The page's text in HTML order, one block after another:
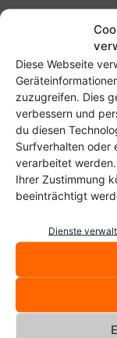
Diese Webseite
zuzugreifen. Dies
verbessern und
du diesen
Surfverhalten oder
verarbeitet
Ihrer Zustimmung
beeinträchtigt
Dienste
SCHLAGWORTE
Hochzeitsseite als
Terminal: Amrutha